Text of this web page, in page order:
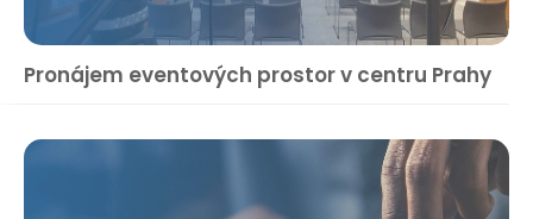
Pronájem eventových prostor v centru Prahy